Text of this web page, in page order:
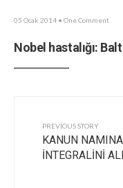
05 Ocak 2014 • One Comment
Nobel hastalığı:
PREVIOUS STORY
KANUN
İNTEGRALİNİ